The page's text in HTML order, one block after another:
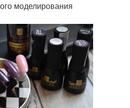
моделирования